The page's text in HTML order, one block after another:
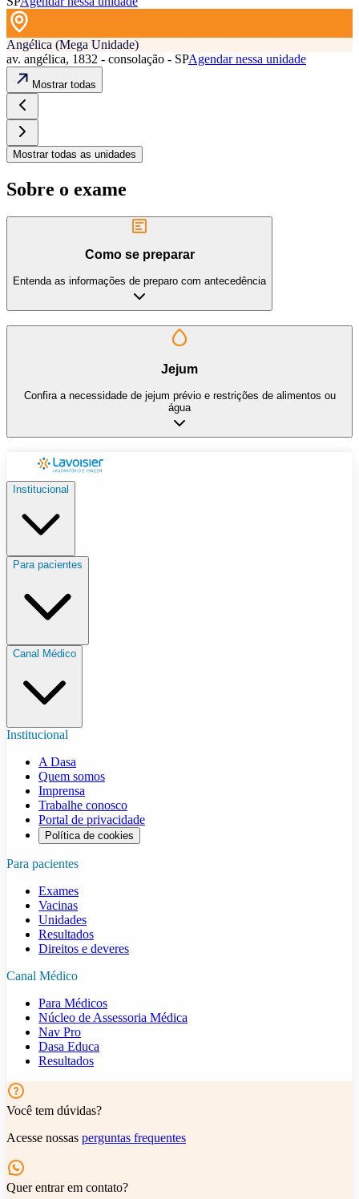
Angélica (Mega Unidade)
av. angélica, 1832 - consolação - SPAgendar nessa unidade
Mostrar todas
Mostrar todas as unidades
Sobre o exame
Como se preparar
Entenda as informações de preparo com antecedência
Jejum
Confira a necessidade de jejum prévio e restrições de alimentos ou
água
Institucional
Para pacientes
Canal Médico
Institucional
A Dasa
Quem somos
Imprensa
Trabalhe conosco
Portal de privacidade
Política de cookies
Para pacientes
Exames
Vacinas
Unidades
Resultados
Direitos e deveres
Canal Médico
Para Médicos
Núcleo de Assessoria Médica
Nav Pro
Dasa Educa
Resultados
Você tem dúvidas?
Acesse nossas perguntas frequentes
Quer entrar em contato?